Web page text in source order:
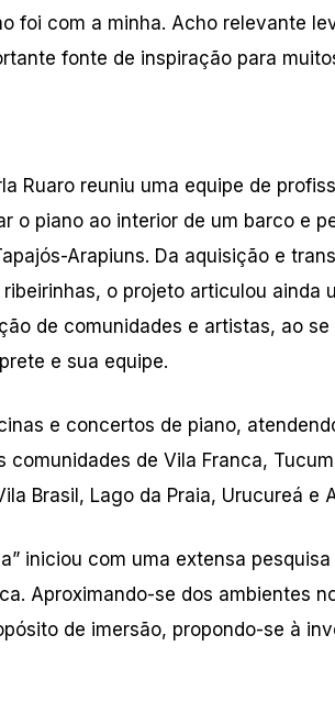
foi com a minha. Acho relevante
fonte de inspiração para
Ruaro reuniu uma equipe de
o piano ao interior de um barco e
Arapiuns. Da aquisição e
o projeto articulou ainda
de comunidades e artistas, ao
e sua equipe.
e concertos de piano,
de Vila Franca,
Brasil, Lago da Praia, Urucureá e
iniciou com uma extensa
Aproximando-se dos ambientes
de imersão, propondo-se à